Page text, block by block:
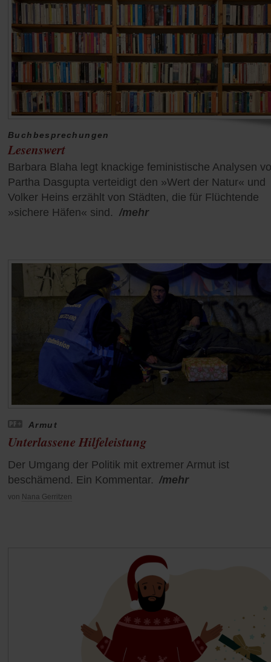
Buchbesprechungen
Lesenswert
Barbara Blaha legt knackige feministische Analysen
Partha Dasgupta verteidigt den »Wert der Natur« und
Volker Heins erzählt von Städten, die für Flüchtende
»sichere Häfen« sind. /mehr
Armut
Unterlassene Hilfeleistung
Der Umgang der Politik mit extremer Armut ist
beschämend. Ein Kommentar. /mehr
von Nana Gerritzen